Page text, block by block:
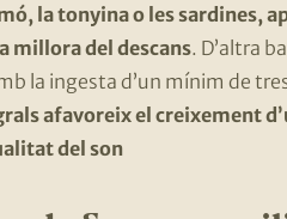
la tonyina o les sardines,
millora del descans. D’altra
la ingesta d’un mínim de
afavoreix el creixement
del son